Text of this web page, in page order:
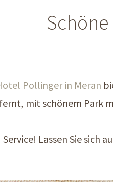
Pollinger in Meran
mit schönem Park
Service! Lassen Sie sich